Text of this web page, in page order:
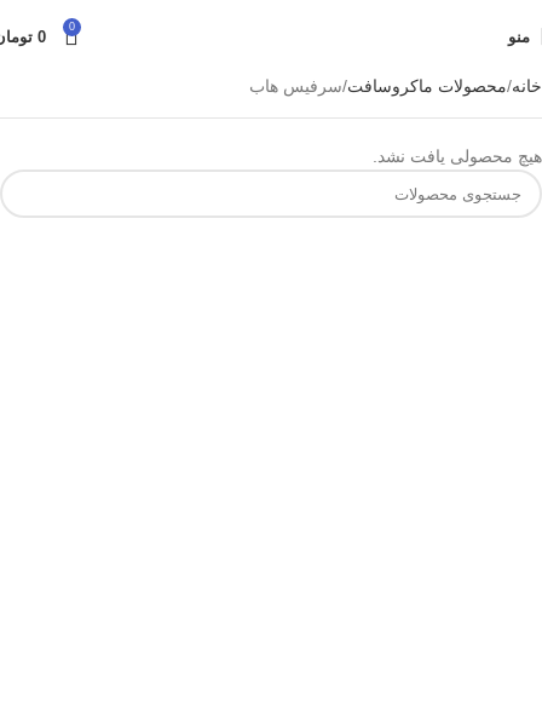
منو
0
0
خانه محصولات ماکروسافت سرفیس هاب
هیچ محصولی یافت نشد.